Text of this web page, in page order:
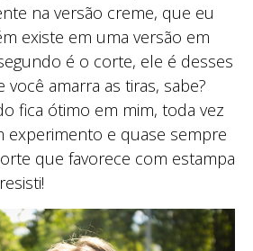
na versão creme, que eu
existe em uma versão em
é o corte, ele é desses
amarra as tiras, sabe?
fica ótimo em mim, toda vez
experimento e quase sempre
que favorece com estampa